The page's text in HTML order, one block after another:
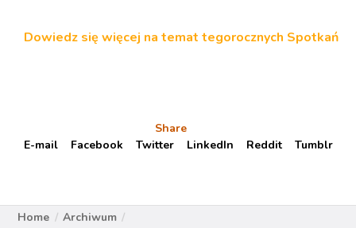
Dowiedz się więcej na temat tegorocznych Spotkań
Share
E-mail
Facebook Twitter LinkedIn Reddit Tumblr
Home
Archiwum